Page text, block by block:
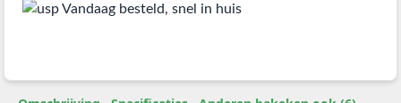
Vandaag besteld, snel in huis